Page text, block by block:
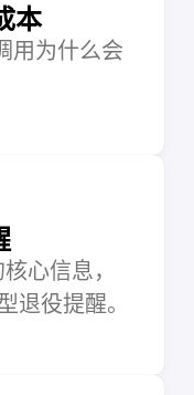
本
用为什么会
心信息，
役提醒。